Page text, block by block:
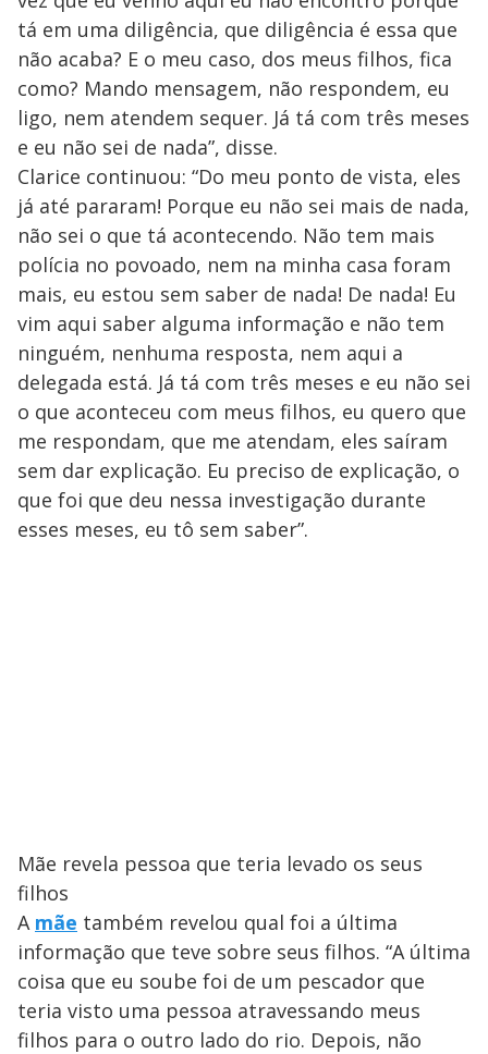
tá em uma diligência, que diligência é essa que
não acaba? E o meu caso, dos meus filhos, fica
como? Mando mensagem, não respondem, eu
ligo, nem atendem sequer. Já tá com três meses
e eu não sei de nada”, disse.
Clarice continuou: “Do meu ponto de vista, eles
já até pararam! Porque eu não sei mais de nada,
não sei o que tá acontecendo. Não tem mais
polícia no povoado, nem na minha casa foram
mais, eu estou sem saber de nada! De nada! Eu
vim aqui saber alguma informação e não tem
ninguém, nenhuma resposta, nem aqui a
delegada está. Já tá com três meses e eu não sei
o que aconteceu com meus filhos, eu quero que
me respondam, que me atendam, eles saíram
sem dar explicação. Eu preciso de explicação, o
que foi que deu nessa investigação durante
esses meses, eu tô sem saber”.
Mãe revela pessoa que teria levado os seus
filhos
A mãe também revelou qual foi a última
informação que teve sobre seus filhos. “A última
coisa que eu soube foi de um pescador que
teria visto uma pessoa atravessando meus
filhos para o outro lado do rio. Depois, não